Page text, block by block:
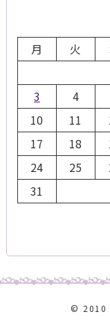
月
火
3
4
10
11
17
18
24
25
31
© 2010